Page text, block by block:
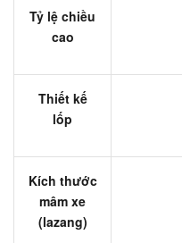
Tỷ lệ chiều
cao
Thiết kế
lốp
Kích thước
mâm xe
(lazang)